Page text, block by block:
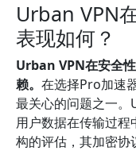
Urban VPN
表现如何？
Urban VPN在安全
赖。 在选择Pro加速
最关心的问题之一
用户数据在传输过
构的评估，其加密协